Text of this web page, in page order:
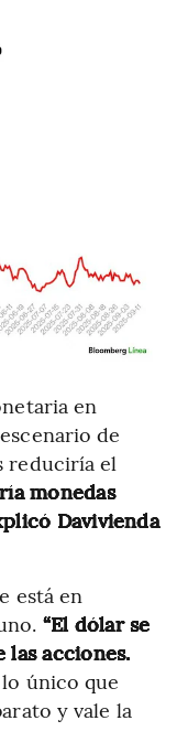
en
de
reduciría el
monedas
Davivienda
está en
“El dólar se
las acciones.
único que
y vale la